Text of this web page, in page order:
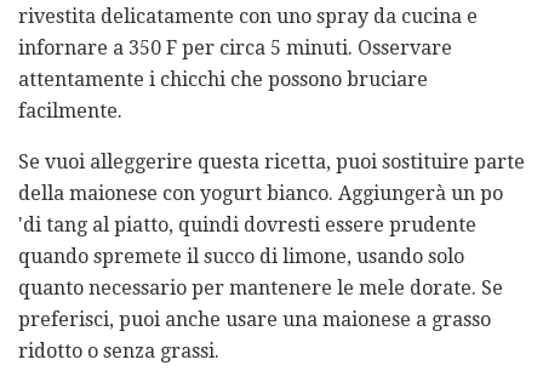
rivestita delicatamente con uno spray da cucina e
infornare a 350 F per circa 5 minuti. Osservare
attentamente i chicchi che possono bruciare
facilmente.
Se vuoi alleggerire questa ricetta, puoi sostituire parte
della maionese con yogurt bianco. Aggiungerà un po
'di tang al piatto, quindi dovresti essere prudente
quando spremete il succo di limone, usando solo
quanto necessario per mantenere le mele dorate. Se
preferisci, puoi anche usare una maionese a grasso
ridotto o senza grassi.